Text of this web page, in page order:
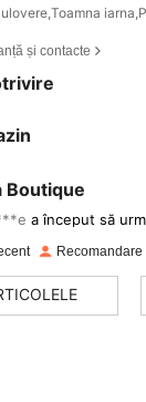
și contacte
Boutique
91
a început să
91
91
Recomandare